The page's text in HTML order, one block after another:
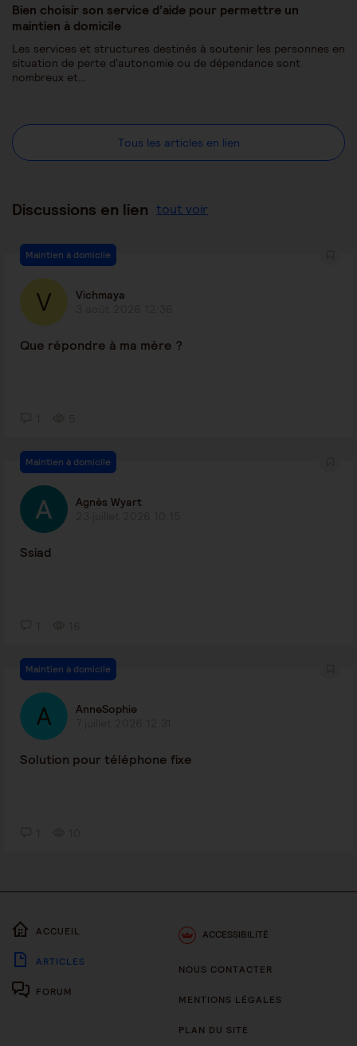
Bien choisir son service d’aide pour permettre un
maintien à domicile
Les services et structures destinés à soutenir les personnes en
situation de perte d'autonomie ou de dépendance sont
nombreux et…
Tous les articles en lien
Discussions en lien tout voir
Maintien à domicile
Vichmaya
Que répondre à ma mère ?
Maintien à domicile
Agnès Wyart
Ssiad
Maintien à domicile
AnneSophie
Solution pour téléphone fixe
ACCUEIL
ARTICLES
FORUM
ACCESSIBILITÉ
NOUS CONTACTER
MENTIONS LÉGALES
PLAN DU SITE